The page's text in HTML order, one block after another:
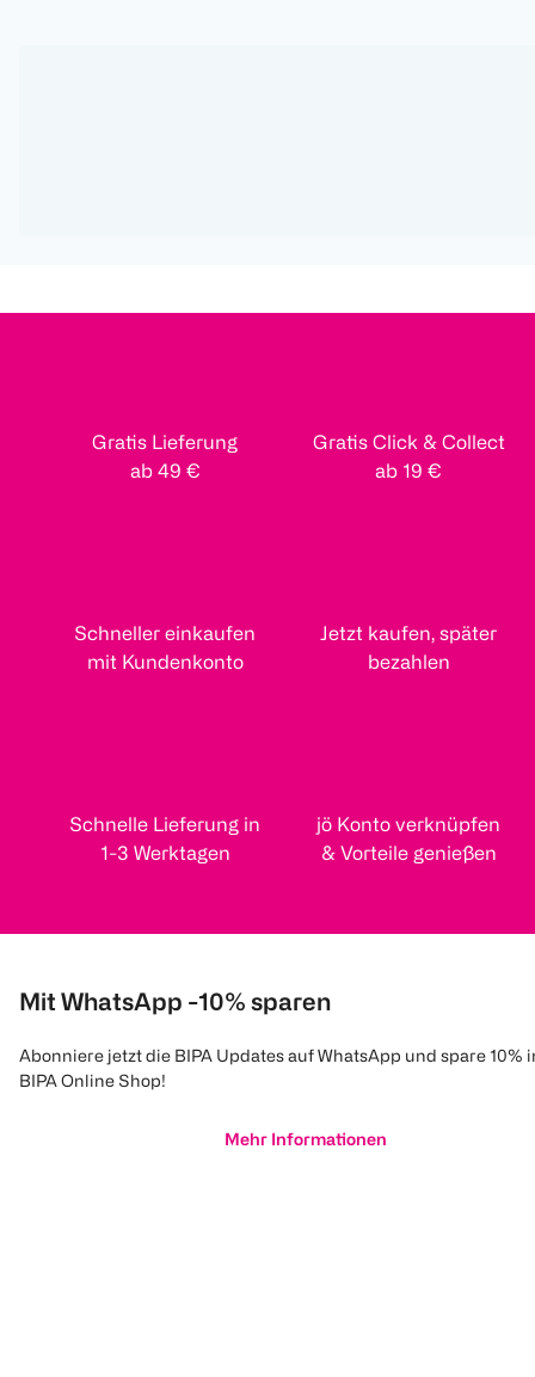
Gratis Lieferung
ab 49 €
Gratis Click & Collect
ab 19 €
Schneller einkaufen
mit Kundenkonto
Jetzt kaufen, später
bezahlen
Schnelle Lieferung in
1-3 Werktagen
jö Konto verknüpfen
& Vorteile genießen
Mit WhatsApp -10% sparen
Abonniere jetzt die BIPA Updates auf WhatsApp und spare 10%
BIPA Online Shop!
Mehr Informationen